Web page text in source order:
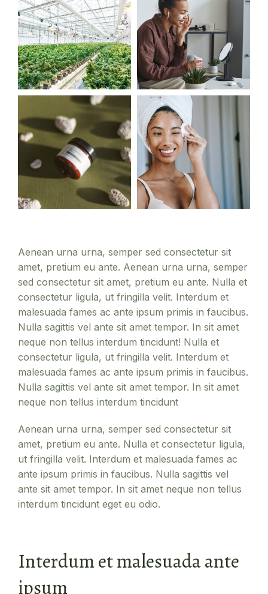
Aenean urna urna, semper sed consectetur sit
amet, pretium eu ante. Aenean urna urna, semper
sed consectetur sit amet, pretium eu ante. Nulla et
consectetur ligula, ut fringilla velit. Interdum et
malesuada fames ac ante ipsum primis in faucibus.
Nulla sagittis vel ante sit amet tempor. In sit amet
neque non tellus interdum tincidunt! Nulla et
consectetur ligula, ut fringilla velit. Interdum et
malesuada fames ac ante ipsum primis in faucibus.
Nulla sagittis vel ante sit amet tempor. In sit amet
neque non tellus interdum tincidunt
Aenean urna urna, semper sed consectetur sit
amet, pretium eu ante. Nulla et consectetur ligula,
ut fringilla velit. Interdum et malesuada fames ac
ante ipsum primis in faucibus. Nulla sagittis vel
ante sit amet tempor. In sit amet neque non tellus
interdum tincidunt eget eu odio.
Interdum et malesuada ante
ipsum